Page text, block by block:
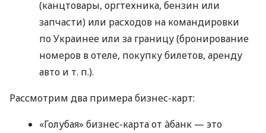
(канцтовары, оргтехника, бензин или
запчасти) или расходов на командировки
по Украинее или за границу (бронирование
номеров в отеле, покупку билетов, аренду
авто и т. п.).
Рассмотрим два примера бизнес-карт:
«Голубая» бизнес-карта от àбанк — это